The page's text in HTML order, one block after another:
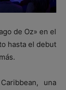
de Oz» en el
hasta el debut
una